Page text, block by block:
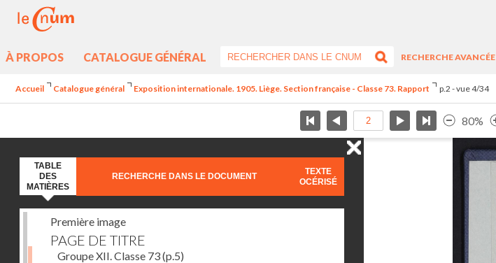
À PROPOS CATALOGUE GÉNÉRAL
RECHERCHE AVANCÉE
Accueil Catalogue général Exposition internationale. 1905. Liège. Section française - Classe 73. Rapport p.2 - vue 4/34
80%
TABLE
DES
MATIÈRES
RECHERCHE DANS LE DOCUMENT
TEXTE
OCÉRISÉ
Première image
PAGE DE TITRE
Groupe XII. Classe 73(p.5)